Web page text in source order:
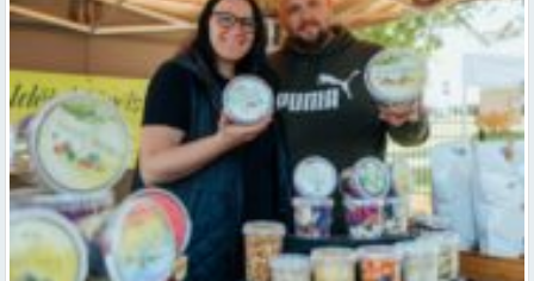
Valmieras novada tūrisma uzņēmējdarbības pieredzes stāsts –
bioloģiskās saimniecības “Ozolzīles” saimnieki Anete un Uģis Ozoli